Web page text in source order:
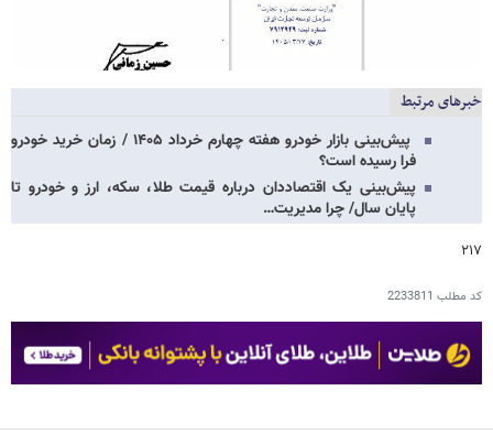
خبرهای مرتبط
پیش‌بینی بازار خودرو هفته چهارم خرداد ۱۴۰۵ / زمان خرید خودرو
فرا رسیده است؟
پیش‌بینی یک اقتصاددان درباره قیمت طلا، سکه، ارز و خودرو تا
پایان سال/ چرا مدیریت…
۲۱۷
کد مطلب 2233811